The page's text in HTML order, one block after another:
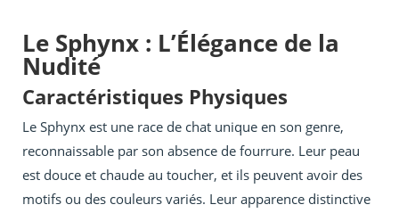
Le Sphynx : L’Élégance de la
Nudité
Caractéristiques Physiques
Le Sphynx est une race de chat unique en son genre,
reconnaissable par son absence de fourrure. Leur peau
est douce et chaude au toucher, et ils peuvent avoir des
motifs ou des couleurs variés. Leur apparence distinctive